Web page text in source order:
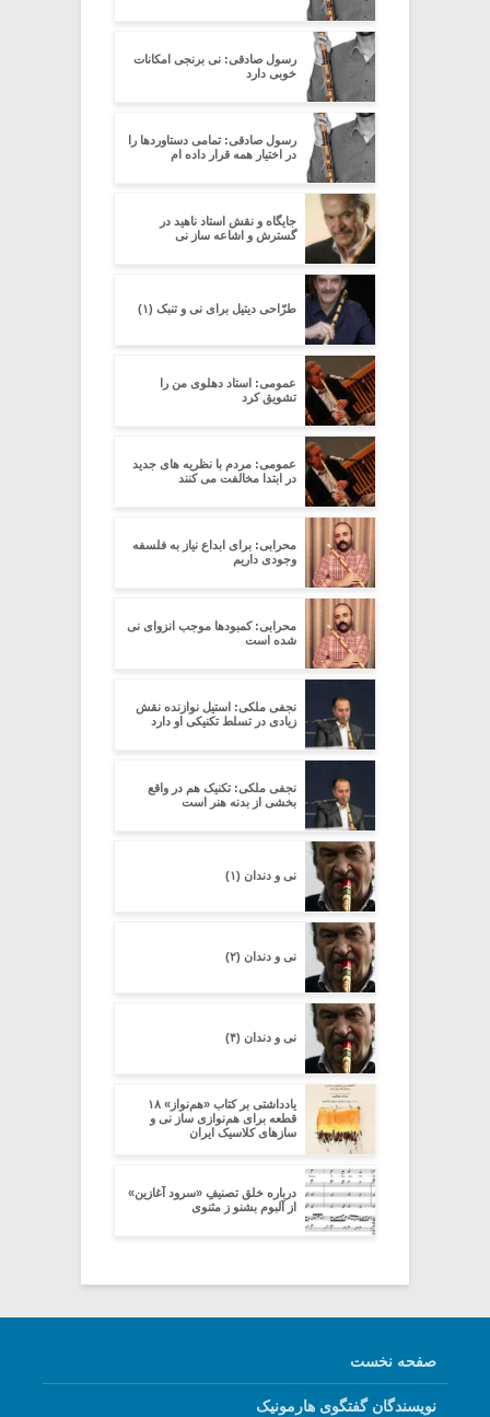
رسول صادقی: نی برنجی امکانات
خوبی دارد
رسول صادقی: تمامی دستاوردها را
در اختیار همه قرار داده ام
جایگاه و نقش استاد ناهید در
گسترش و اشاعه ساز نی
طرّاحی دیتیل برای نی و تنبک (۱)
عمومی: استاد دهلوی من را
تشویق کرد
عمومی: مردم با نظریه های جدید
در ابتدا مخالفت می کنند
محرابی: برای ابداع نیاز به فلسفه
وجودی داریم
محرابی: کمبودها موجب انزوای نی
شده است
نجفی ملکی: استیل نوازنده نقش
زیادی در تسلط تکنیکی او دارد
نجفی ملکی: تکنیک هم در واقع
بخشی از بدنه هنر است
نی و دندان (۱)
نی و دندان (۲)
نی و دندان (۴)
یادداشتی بر کتاب «هم‌نواز» ۱۸
قطعه برای هم‌نوازی ساز نی و
سازهای کلاسیک ایران
درباره خلق تصنیفِ «سرود آغازین»
از آلبوم بشنو ز مثنوی
صفحه نخست
نویسندگان گفتگوی هارمونیک